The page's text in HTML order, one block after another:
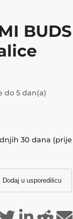
do 5dan(a)
30 dana
Dodaj u usporedilicu